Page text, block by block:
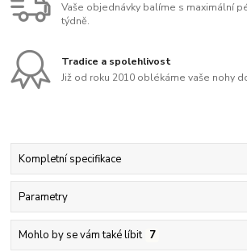
Vaše objednávky balíme s maximální
týdně.
Tradice a spolehlivost
Již od roku 2010 oblékáme vaše nohy
Kompletní specifikace
Parametry
Mohlo by se vám také líbit 7